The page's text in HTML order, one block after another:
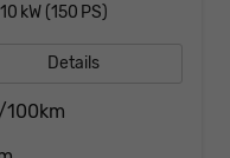
kW (150 PS)
Details